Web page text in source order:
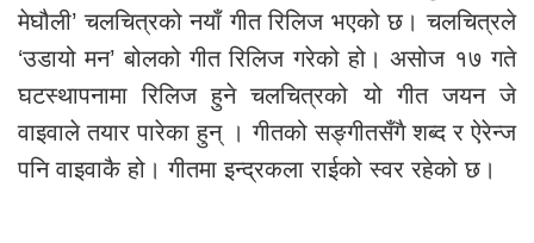
मेघौली’ चलचित्रको नयाँ गीत रिलिज भएको छ। चलचित्रले
‘उडायो मन’ बोलको गीत रिलिज गरेको हो। असोज १७ गते
घटस्थापनामा रिलिज हुने चलचित्रको यो गीत जयन जे
वाइवाले तयार पारेका हुन् । गीतको सङ्गीतसँगै शब्द र ऐरेन्ज
पनि वाइवाकै हो। गीतमा इन्द्रकला राईको स्वर रहेको छ।